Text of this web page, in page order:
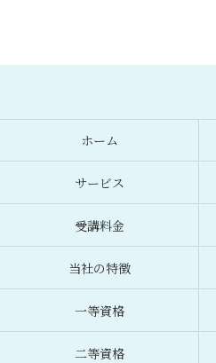
ホーム
サービス
受講料金
当社の特徴
一等資格
二等資格